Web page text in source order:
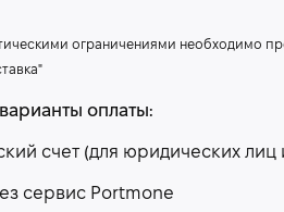
ограничениями необходимо
оплаты:
счет (для юридических лиц
сервис Portmone